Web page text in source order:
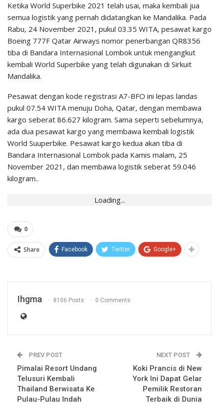
Ketika World Superbike 2021 telah usai, maka kembali jua
semua logistik yang pernah didatangkan ke Mandalika. Pada
Rabu, 24 November 2021, pukul 03.35 WITA, pesawat kargo
Boeing 777F Qatar Airways nomor penerbangan QR8356
tiba di Bandara Internasional Lombok untuk mengangkut
kembali World Superbike yang telah digunakan di Sirkuit
Mandalika.
Pesawat dengan kode registrasi A7-BFO ini lepas landas
pukul 07.54 WITA menuju Doha, Qatar, dengan membawa
kargo seberat 86.627 kilogram. Sama seperti sebelumnya,
ada dua pesawat kargo yang membawa kembali logistik
World Suuperbike. Pesawat kargo kedua akan tiba di
Bandara Internasional Lombok pada Kamis malam, 25
November 2021, dan membawa logistik seberat 59.046
kilogram..
Loading...
0
Share Facebook Twitter Google+
Ihgma 8106 Posts 0 Comments
PREV POST
Pimalai Resort Undang
Telusuri Kembali
Thailand Berwisata Ke
Pulau-Pulau Indah
NEXT POST
Koki Prancis di New
York Ini Dapat Gelar
Pemilik Restoran
Terbaik di Dunia